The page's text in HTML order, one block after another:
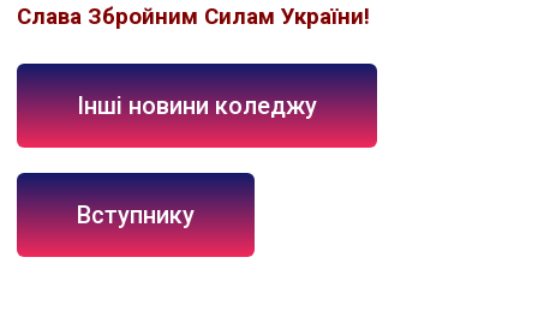
Слава Збройним Силам України!
Інші новини коледжу
Вступнику